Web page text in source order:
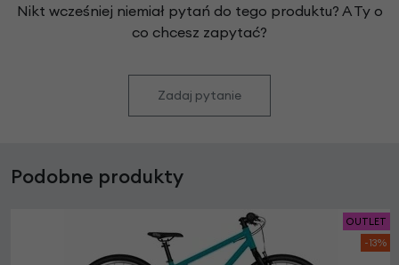
Nikt wcześniej niemiał pytań do tego produktu? A Ty o
co chcesz zapytać?
Zadaj pytanie
Podobne produkty
OUTLET
-13%